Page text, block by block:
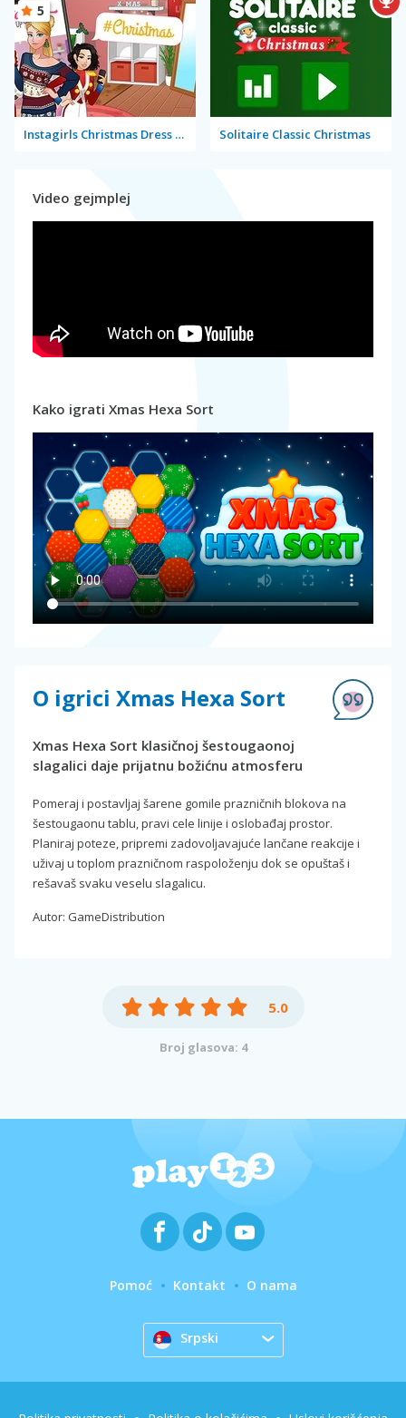
Instagirls Christmas Dress Up
5
Solitaire Classic Christmas
Video gejmplej
Kako igrati Xmas Hexa Sort
O igrici Xmas Hexa Sort
Xmas Hexa Sort klasičnoj šestougaonoj
slagalici daje prijatnu božićnu atmosferu
Pomeraj i postavljaj šarene gomile prazničnih blokova na
šestougaonu tablu, pravi cele linije i oslobađaj prostor.
Planiraj poteze, pripremi zadovoljavajuće lančane reakcije i
uživaj u toplom prazničnom raspoloženju dok se opuštaš i
rešavaš svaku veselu slagalicu.
Autor: GameDistribution
5.0
Broj glasova: 4
Pomoć Kontakt O nama
Srpski